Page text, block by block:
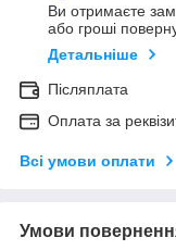
Ви отримаєте
або гроші
Детальніше
Післяплата
Оплата за
Всі умови оплати
Умови